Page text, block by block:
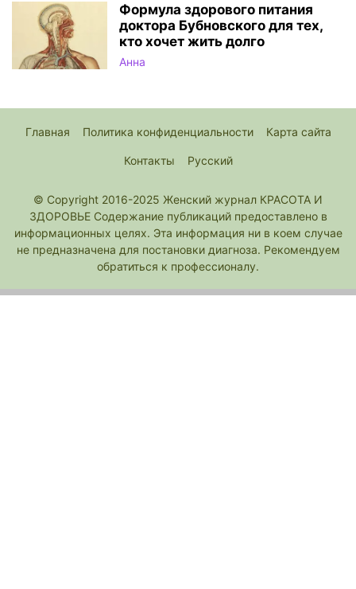
Формула здорового питания
доктора Бубновского для тех,
кто хочет жить долго
Анна
Главная Политика конфиденциальности Карта сайта
Контакты Русский
© Copyright 2016-2025 Женский журнал КРАСОТА И
ЗДОРОВЬЕ Содержание публикаций предоставлено в
информационных целях. Эта информация ни в коем случае
не предназначена для постановки диагноза. Рекомендуем
обратиться к профессионалу.